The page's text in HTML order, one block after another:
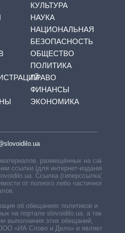
КУЛЬТУРА
НАУКА
НАЦИОНАЛЬНАЯ
БЕЗОПАСНОСТЬ
ОБЩЕСТВО
ПОЛИТИКА
ПРАВО
ФИНАНСЫ
ЭКОНОМИКА
размещённых на сайте,
ссылки (для интернет-изданий —
Ссылка (гиперссылка)
от полного либо частичного
об обещаниях политиков и
на портале slovoidilo.ua, а также
выполнения этих обещаний,
«ИА Слово и Дело» и является